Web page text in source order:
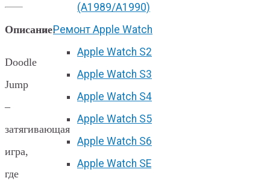
(А1989/A1990)
Ремонт Apple Watch
Apple Watch S2
Apple Watch S3
Apple Watch S4
Apple Watch S5
Apple Watch S6
Apple Watch SE
Описание:
Doodle
Jump
–
затягивающая
игра,
где